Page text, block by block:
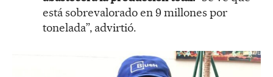
está sobrevalorado en 9 millones por
tonelada”, advirtió.